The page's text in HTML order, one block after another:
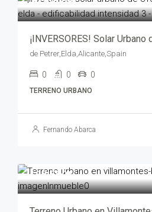
de Petrer,Elda,Alicante,Spain
0 0 0
TERRENO URBANO
Fernando Abarca
185,500€